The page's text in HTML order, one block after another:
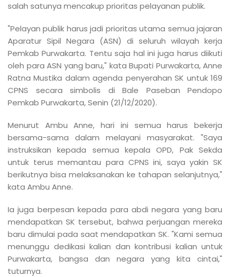
salah satunya mencakup prioritas pelayanan publik.
"Pelayan publik harus jadi prioritas utama semua jajaran
Aparatur Sipil Negara (ASN) di seluruh wilayah kerja
Pemkab Purwakarta. Tentu saja hal ini juga harus diikuti
oleh para ASN yang baru," kata Bupati Purwakarta, Anne
Ratna Mustika dalam agenda penyerahan SK untuk 169
CPNS secara simbolis di Bale Paseban Pendopo
Pemkab Purwakarta, Senin (21/12/2020).
Menurut Ambu Anne, hari ini semua harus bekerja
bersama-sama dalam melayani masyarakat. "Saya
instruksikan kepada semua kepala OPD, Pak Sekda
untuk terus memantau para CPNS ini, saya yakin SK
berikutnya bisa melaksanakan ke tahapan selanjutnya,"
kata Ambu Anne.
Ia juga berpesan kepada para abdi negara yang baru
mendapatkan SK tersebut, bahwa perjuangan mereka
baru dimulai pada saat mendapatkan SK. "Kami semua
menunggu dedikasi kalian dan kontribusi kalian untuk
Purwakarta, bangsa dan negara yang kita cintai,"
tuturnya.